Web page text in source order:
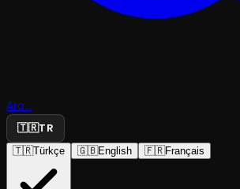
Ara...
🇹🇷TR
🇹🇷Türkçe 🇬🇧English 🇫🇷Français